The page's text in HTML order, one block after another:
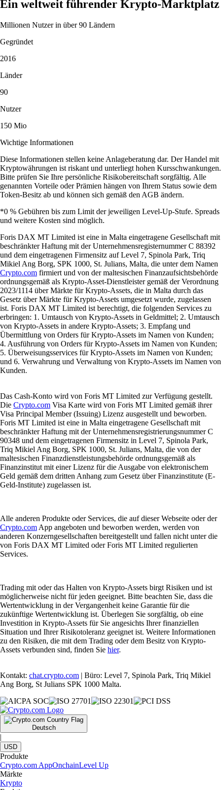
Ein weltweit führender Krypto-Marktplatz
Millionen Nutzer in über 90 Ländern
Gegründet
2016
Länder
90
Nutzer
150 Mio
Wichtige Informationen
Diese Informationen stellen keine Anlageberatung dar. Der Handel mit
Kryptowährungen ist riskant und unterliegt hohen Kursschwankungen.
Bitte prüfen Sie Ihre persönliche Risikobereitschaft sorgfältig. Alle
genannten Vorteile oder Prämien hängen von Ihrem Status sowie dem
Token-Besitz ab und können sich gemäß den AGB ändern.
*0 % Gebühren bis zum Limit der jeweiligen Level-Up-Stufe. Spreads
und weitere Kosten sind möglich.
Foris DAX MT Limited ist eine in Malta eingetragene Gesellschaft mit
beschränkter Haftung mit der Unternehmensregisternummer C 88392
und dem eingetragenen Firmensitz auf Level 7, Spinola Park, Triq
Mikiel Ang Borg, SPK 1000, St. Julians, Malta, die unter dem Namen
Crypto.com firmiert und von der maltesischen Finanzaufsichtsbehörde
ordnungsgemäß als Krypto-Asset-Dienstleister gemäß der Verordnung
2023/1114 über Märkte für Krypto-Assets, die in Malta durch das
Gesetz über Märkte für Krypto-Assets umgesetzt wurde, zugelassen
ist. Foris DAX MT Limited ist berechtigt, die folgenden Services zu
erbringen: 1. Umtausch von Krypto-Assets in Geldmittel; 2. Umtausch
von Krypto-Assets in andere Krypto-Assets; 3. Empfang und
Übermittlung von Orders für Krypto-Assets im Namen von Kunden;
4. Ausführung von Orders für Krypto-Assets im Namen von Kunden;
5. Überweisungsservices für Krypto-Assets im Namen von Kunden;
und 6. Verwahrung und Verwaltung von Krypto-Assets im Namen von
Kunden.
Das Cash-Konto wird von Foris MT Limited zur Verfügung gestellt.
Die Crypto.com Visa Karte wird von Foris MT Limited gemäß ihrer
Visa Principal Member (Issuing) Lizenz ausgestellt und beworben.
Foris MT Limited ist eine in Malta eingetragene Gesellschaft mit
beschränkter Haftung mit der Unternehmensregistrierungsnummer C
90348 und dem eingetragenen Firmensitz in Level 7, Spinola Park,
Triq Mikiel Ang Borg, SPK 1000, St. Julians, Malta, die von der
maltesischen Finanzdienstleistungsbehörde ordnungsgemäß als
Finanzinstitut mit einer Lizenz für die Ausgabe von elektronischem
Geld gemäß dem dritten Anhang zum Gesetz über Finanzinstitute (E-
Geld-Institute) zugelassen ist.
Alle anderen Produkte oder Services, die auf dieser Webseite oder der
Crypto.com App angeboten und beworben werden, werden von
anderen Konzerngesellschaften bereitgestellt und fallen nicht unter die
von Foris DAX MT Limited oder Foris MT Limited regulierten
Services.
Trading mit oder das Halten von Krypto-Assets birgt Risiken und ist
möglicherweise nicht für jeden geeignet. Bitte beachten Sie, dass die
Wertentwicklung in der Vergangenheit keine Garantie für die
zukünftige Wertentwicklung ist. Überlegen Sie sorgfältig, ob eine
Investition in Krypto-Assets für Sie angesichts Ihrer finanziellen
Situation und Ihrer Risikotoleranz geeignet ist. Weitere Informationen
zu den Risiken, die mit dem Trading oder dem Besitz von Krypto-
Assets verbunden sind, finden Sie hier.
Kontakt: chat.crypto.com | Büro: Level 7, Spinola Park, Triq Mikiel
Ang Borg, St Julians SPK 1000 Malta.
Deutsch
|
USD
Produkte
Crypto.com AppOnchainLevel Up
Märkte
Krypto